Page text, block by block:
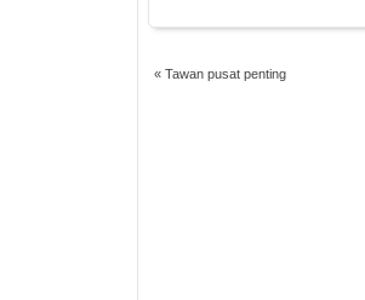
« Tawan pusat penting